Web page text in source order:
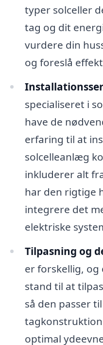
typer solceller
tag og dit
vurdere din
og foreslå
specialiseret i
have de
erfaring til at
solcelleanlæg
inkluderer alt
har den rigtige
integrere det
elektriske
Tilpasning og
er forskellig,
stand til at
så den passer
optimal